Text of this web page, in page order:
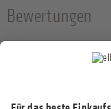
Bewertungen